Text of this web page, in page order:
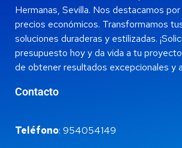
Hermanas, Sevilla. Nos destacamos
precios económicos. Transformamos
soluciones duraderas y estilizadas.
presupuesto hoy y da vida a tu
de obtener resultados excepcionales y
Contacto
Teléfono: 954054149